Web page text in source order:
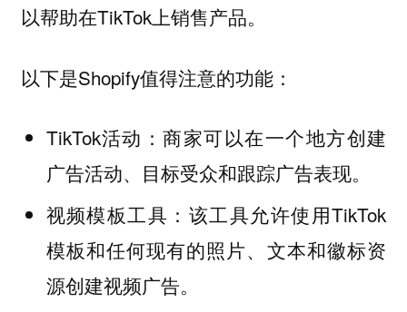
以帮助在TikTok上销售产品。
以下是Shopify值得注意的功能：
TikTok活动：商家可以在一个地方创建
广告活动、目标受众和跟踪广告表现。
视频模板工具：该工具允许使用TikTok
模板和任何现有的照片、文本和徽标资
源创建视频广告。